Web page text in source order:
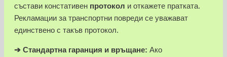
състави констативен протокол и откажете пратката.
Рекламации за транспортни повреди се уважават
единствено с такъв протокол.
➔ Стандартна гаранция и връщане: Ако